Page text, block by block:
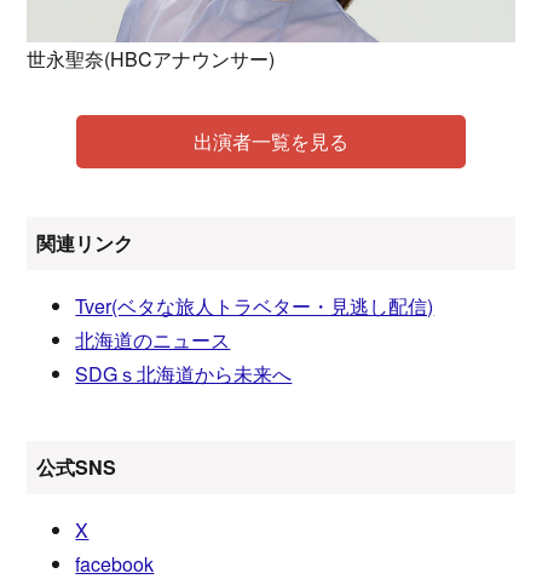
世永聖奈(HBCアナウンサー)
出演者一覧を見る
関連リンク
Tver(ベタな旅人トラベター・見逃し配信)
北海道のニュース
SDGｓ北海道から未来へ
公式SNS
X
facebook